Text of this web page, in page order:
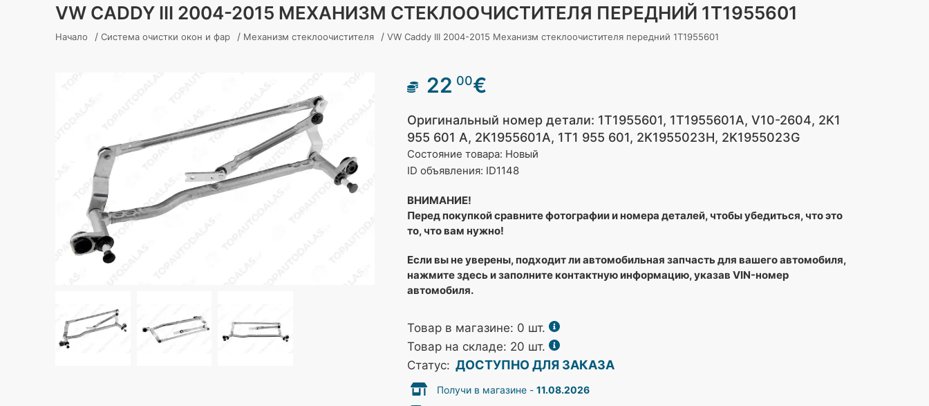
VW CADDY III 2004-2015 МЕХАНИЗМ СТЕКЛООЧИСТИТЕЛЯ ПЕРЕДНИЙ 1T1955601
Начало / Система очистки окон и фар / Механизм стеклоочистителя / VW Caddy III 2004-2015 Механизм стеклоочистителя передний 1T1955601
22 00€
Оригинальный номер детали: 1T1955601, 1T1955601A, V10-2604, 2K1
955 601 A, 2K1955601A, 1T1 955 601, 2K1955023H, 2K1955023G
Состояние товара: Новый
ID объявления: ID1148
ВНИМАНИЕ!
Перед покупкой сравните фотографии и номера деталей, чтобы убедиться, что это
то, что вам нужно!
Если вы не уверены, подходит ли автомобильная запчасть для вашего автомобиля,
нажмите здесь и заполните контактную информацию, указав VIN-номер
автомобиля.
Товар в магазине: 0 шт.
Товар на складе: 20 шт.
Статус: ДОСТУПНО ДЛЯ ЗАКАЗА
Получи в магазине -11.08.2026